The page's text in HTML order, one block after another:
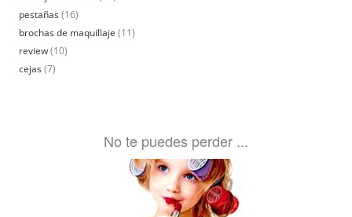
pestañas (16)
brochas de maquillaje (11)
review (10)
cejas (7)
No te puedes perder ...